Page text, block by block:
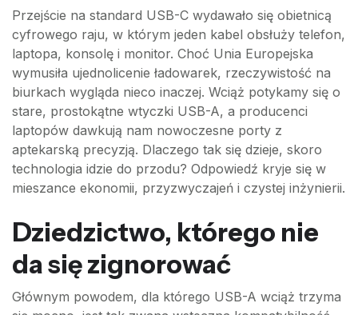
Przejście na standard USB-C wydawało się obietnicą
cyfrowego raju, w którym jeden kabel obsłuży telefon,
laptopa, konsolę i monitor. Choć Unia Europejska
wymusiła ujednolicenie ładowarek, rzeczywistość na
biurkach wygląda nieco inaczej. Wciąż potykamy się o
stare, prostokątne wtyczki USB-A, a producenci
laptopów dawkują nam nowoczesne porty z
aptekarską precyzją. Dlaczego tak się dzieje, skoro
technologia idzie do przodu? Odpowiedź kryje się w
mieszance ekonomii, przyzwyczajeń i czystej inżynierii.
Dziedzictwo, którego nie
da się zignorować
Głównym powodem, dla którego USB-A wciąż trzyma